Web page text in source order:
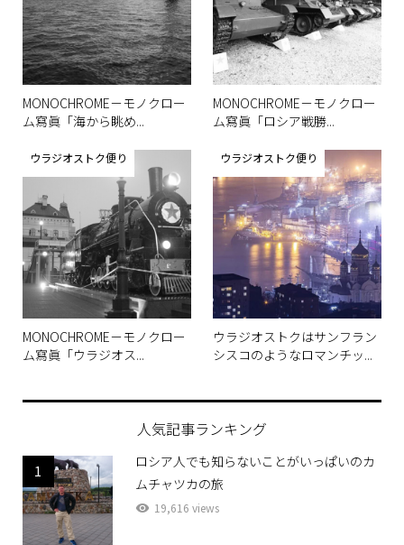
MONOCHROME－モノクロー
ム寫眞「海から眺め...
MONOCHROME－モノクロー
ム寫眞「ロシア戦勝...
ウラジオストク便り
MONOCHROME－モノクロー
ム寫眞「ウラジオス...
ウラジオストク便り
ウラジオストクはサンフラン
シスコのようなロマンチッ...
人気記事ランキング
1
ロシア人でも知らないことがいっぱいのカ
ムチャツカの旅
19,616 views